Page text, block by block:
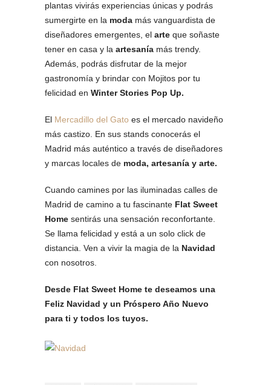
plantas vivirás experiencias únicas y podrás
sumergirte en la moda más vanguardista de
diseñadores emergentes, el arte que soñaste
tener en casa y la artesanía más trendy.
Además, podrás disfrutar de la mejor
gastronomía y brindar con Mojitos por tu
felicidad en Winter Stories Pop Up.
El Mercadillo del Gato es el mercado navideño
más castizo. En sus stands conocerás el
Madrid más auténtico a través de diseñadores
y marcas locales de moda, artesanía y arte.
Cuando camines por las iluminadas calles de
Madrid de camino a tu fascinante Flat Sweet
Home sentirás una sensación reconfortante.
Se llama felicidad y está a un solo click de
distancia. Ven a vivir la magia de la Navidad
con nosotros.
Desde Flat Sweet Home te deseamos una
Feliz Navidad y un Próspero Año Nuevo
para ti y todos los tuyos.